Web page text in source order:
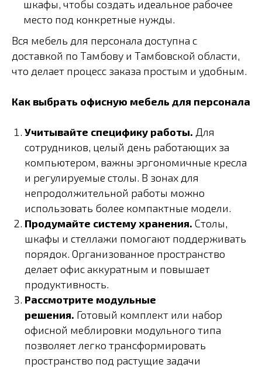
шкафы, чтобы создать идеальное рабочее
место под конкретные нужды.
Вся мебель для персонала доступна с
доставкой по Тамбову и Тамбовской области,
что делает процесс заказа простым и удобным.
Как выбрать офисную мебель для персонала
Учитывайте специфику работы. Для
сотрудников, целый день работающих за
компьютером, важны эргономичные кресла
и регулируемые столы. В зонах для
непродолжительной работы можно
использовать более компактные модели.
Продумайте систему хранения. Столы,
шкафы и стеллажи помогают поддерживать
порядок. Организованное пространство
делает офис аккуратным и повышает
продуктивность.
Рассмотрите модульные
решения. Готовый комплект или набор
офисной меблировки модульного типа
позволяет легко трансформировать
пространство под растущие задачи